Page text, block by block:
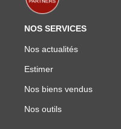
NOS SERVICES
Nos actualités
Estimer
Nos biens vendus
Nos outils